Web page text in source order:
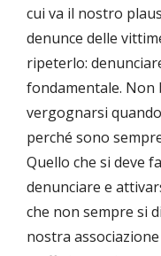
cui va il nostro
denunce delle
ripeterlo:
fondamentale. Non
vergognarsi
perché sono
Quello che si deve
denunciare e
che non sempre si
nostra